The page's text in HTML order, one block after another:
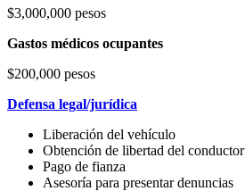
$3,000,000 pesos
Gastos médicos ocupantes
$200,000 pesos
Defensa legal/jurídica
Liberación del vehículo
Obtención de libertad del conductor
Pago de fianza
Asesoría para presentar denuncias